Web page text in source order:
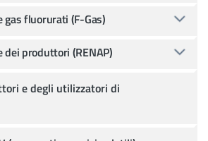
gas fluorurati (F-Gas)
dei produttori (RENAP)
e degli utilizzatori di